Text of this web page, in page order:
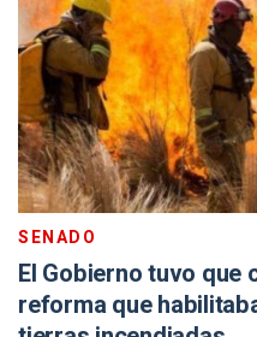
SENADO
El Gobierno tuvo que
reforma que